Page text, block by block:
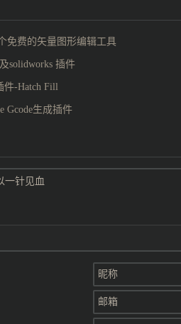
免费的矢量图形编辑工具
solidworks 插件
件-Hatch Fill
Gcode生成插件